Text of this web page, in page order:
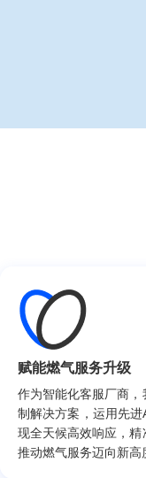
赋能燃气服务升级
作为智能化客服厂商
制解决方案，运用先
现全天候高效响应，精
推动燃气服务迈向新高